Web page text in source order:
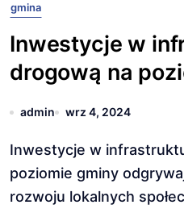
gmina
Inwestycje w
drogową na
admin wrz 4, 2024
Inwestycje w infrastrukturę drogową na
poziomie gminy
rozwoju lokalnych